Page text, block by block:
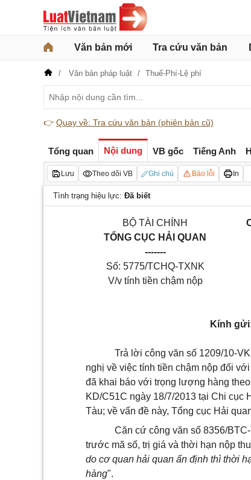
Văn bản mới Tra cứu văn bản
Văn bản pháp luật Thuế-Phí-Lệ phí
👉 Quay về: Tra cứu văn bản (phiên bản cũ)
Tổng quan Nội dung VB gốc Tiếng Anh
Lưu Theo dõi VB Ghi chú Báo lỗi In
Tình trạng hiệu lực: Đã biết
BỘ TÀI CHÍNH
TỔNG CỤC HẢI QUAN
-------
Số: 5775/TCHQ-TXNK
V/v tính tiền chậm nộp
Kính
Trả lời công văn số 1209/10-
nghị về việc tính tiền chậm nộp đối
đã khai báo với trọng lượng hàng
KD/C51C ngày 18/7/2013 tại Chi cục
Tàu; về vấn đề này, Tổng cục Hải
Căn cứ công văn số 8356/
trước mã số, trị giá và thời hạn nộp
do cơ quan hải quan ấn định thì thời
hàng".